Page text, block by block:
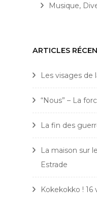
Musique,
ARTICLES
Les visages de
“Nous” – La
La fin des
La maison sur
Estrade
Kokekokko ! 16